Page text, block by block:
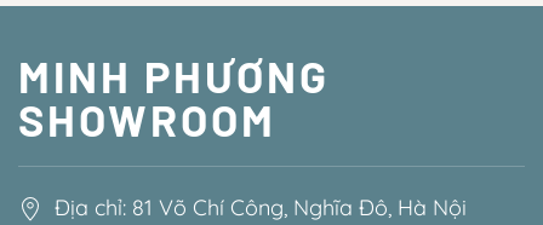
MINH PHƯƠNG
SHOWROOM
Địa chỉ: 81 Võ Chí Công, Nghĩa Đô, Hà Nội